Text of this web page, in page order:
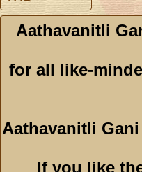
Aathavanitli
for all like-
Aathavanitli
If you like